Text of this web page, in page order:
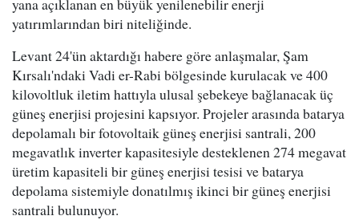
yana açıklanan en büyük yenilenebilir enerji
yatırımlarından biri niteliğinde.
Levant 24'ün aktardığı habere göre anlaşmalar, Şam
Kırsalı'ndaki Vadi er-Rabi bölgesinde kurulacak ve 400
kilovoltluk iletim hattıyla ulusal şebekeye bağlanacak üç
güneş enerjisi projesini kapsıyor. Projeler arasında batarya
depolamalı bir fotovoltaik güneş enerjisi santrali, 200
megavatlık inverter kapasitesiyle desteklenen 274 megavat
üretim kapasiteli bir güneş enerjisi tesisi ve batarya
depolama sistemiyle donatılmış ikinci bir güneş enerjisi
santrali bulunuyor.